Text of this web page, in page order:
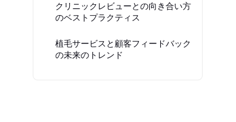
クリニックレビューとの向き合い方
のベストプラクティス
植毛サービスと顧客フィードバック
の未来のトレンド